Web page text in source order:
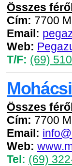
Összes
Cím: 7700
Email:
Web:
T/F: (69)
Összes
Cím: 7700
Email:
Web:
Tel: (69)